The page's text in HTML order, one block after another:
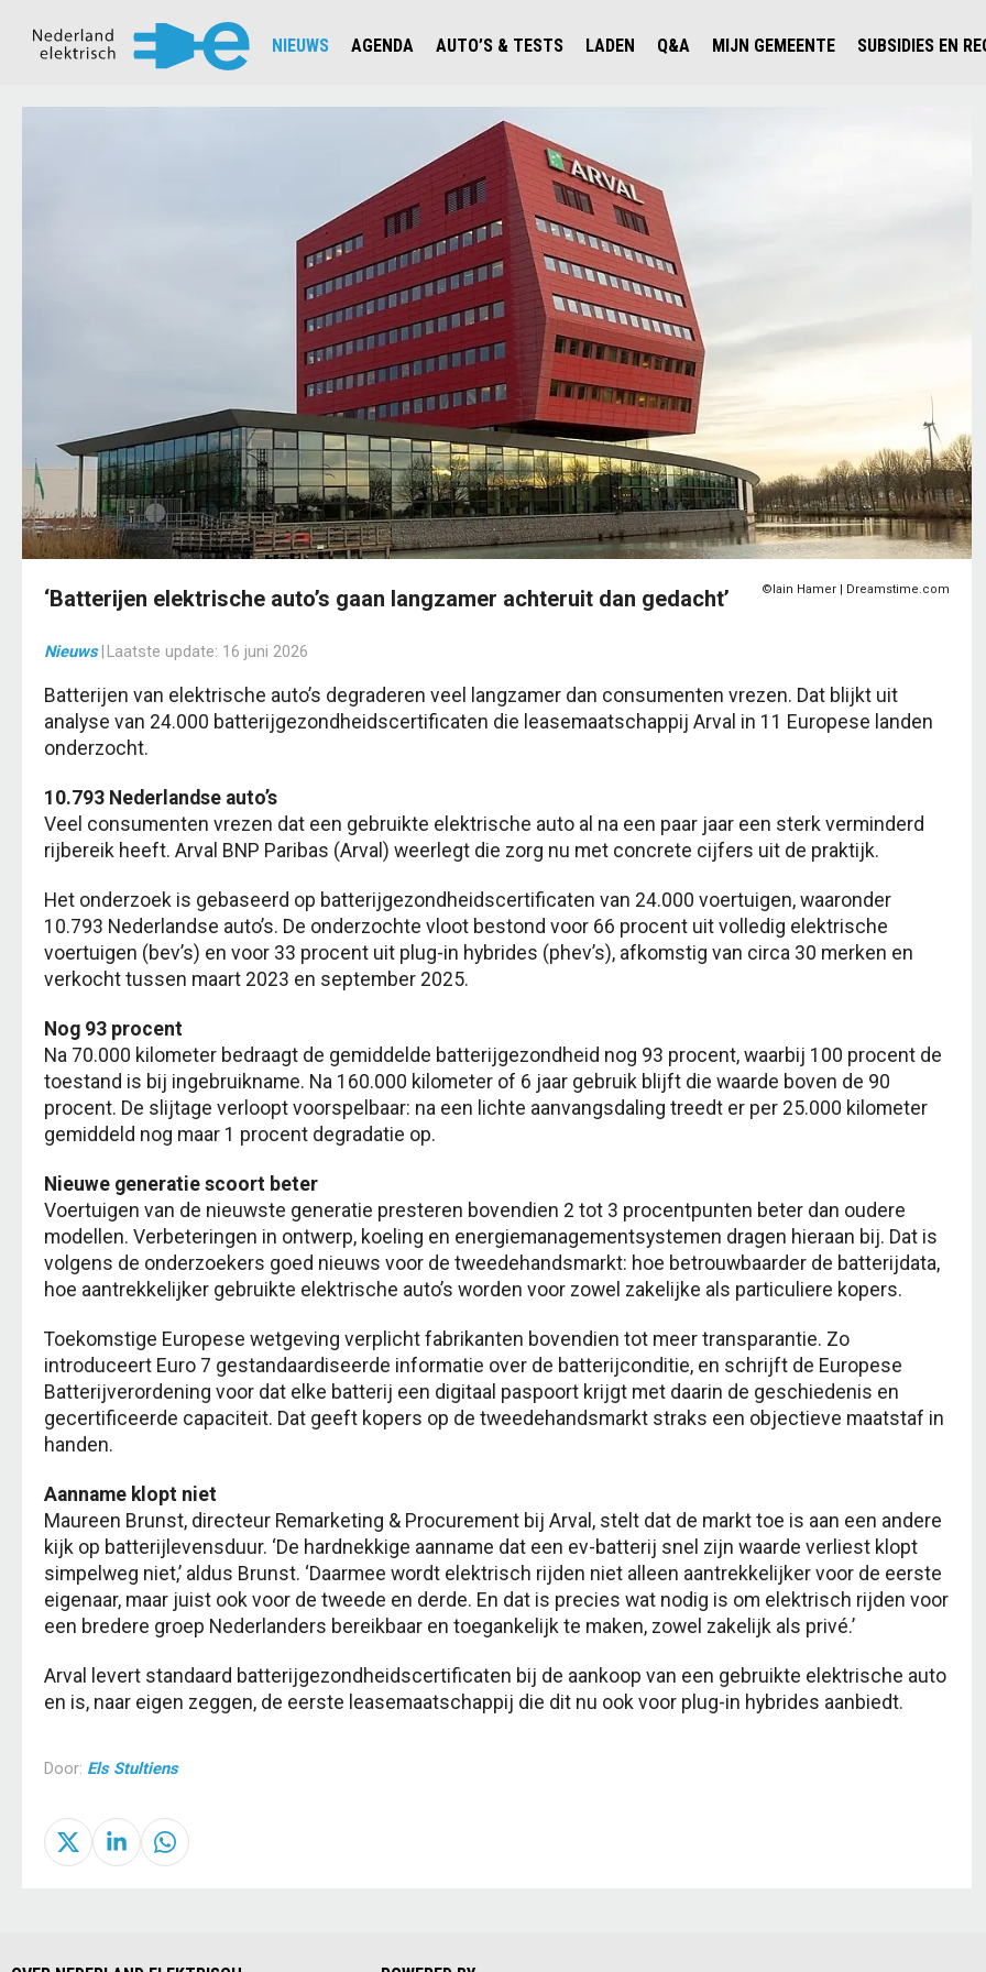
NIEUWS
CIJFERS EN STATISTIEKEN EV'S IN NEDERLAND
AANMELDEN NIEUWSBRIEF
AGENDA
AUTO’S & TESTS
AUTOTESTS
JOUW VOLGENDE AUTO ELEKTRISCH?
LADEN
Q&A
SLIM LADEN
VEILIGHEID
MILIEU
AFSTAND
AUTODELEN
MIJN GEMEENTE
SUBSIDIES EN
©Iain Hamer | Dreamstime.com
‘Batterijen elektrische auto’s gaan langzamer achteruit dan gedacht’
Nieuws|Laatste update: 16 juni 2026
Batterijen van elektrische auto’s degraderen veel langzamer dan consumenten vrezen. Dat blijkt uit
analyse van 24.000 batterijgezondheidscertificaten die leasemaatschappij Arval in 11 Europese landen
onderzocht.
10.793 Nederlandse auto’s
Veel consumenten vrezen dat een gebruikte elektrische auto al na een paar jaar een sterk verminderd
rijbereik heeft. Arval BNP Paribas (Arval) weerlegt die zorg nu met concrete cijfers uit de praktijk.
Het onderzoek is gebaseerd op batterijgezondheidscertificaten van 24.000 voertuigen, waaronder
10.793 Nederlandse auto’s. De onderzochte vloot bestond voor 66 procent uit volledig elektrische
voertuigen (bev’s) en voor 33 procent uit plug-in hybrides (phev’s), afkomstig van circa 30 merken en
verkocht tussen maart 2023 en september 2025.
Nog 93 procent
Na 70.000 kilometer bedraagt de gemiddelde batterijgezondheid nog 93 procent, waarbij 100 procent de
toestand is bij ingebruikname. Na 160.000 kilometer of 6 jaar gebruik blijft die waarde boven de 90
procent. De slijtage verloopt voorspelbaar: na een lichte aanvangsdaling treedt er per 25.000 kilometer
gemiddeld nog maar 1 procent degradatie op.
Nieuwe generatie scoort beter
Voertuigen van de nieuwste generatie presteren bovendien 2 tot 3 procentpunten beter dan oudere
modellen. Verbeteringen in ontwerp, koeling en energiemanagementsystemen dragen hieraan bij. Dat is
volgens de onderzoekers goed nieuws voor de tweedehandsmarkt: hoe betrouwbaarder de batterijdata,
hoe aantrekkelijker gebruikte elektrische auto’s worden voor zowel zakelijke als particuliere kopers.
Toekomstige Europese wetgeving verplicht fabrikanten bovendien tot meer transparantie. Zo
introduceert Euro 7 gestandaardiseerde informatie over de batterijconditie, en schrijft de Europese
Batterijverordening voor dat elke batterij een digitaal paspoort krijgt met daarin de geschiedenis en
gecertificeerde capaciteit. Dat geeft kopers op de tweedehandsmarkt straks een objectieve maatstaf in
handen.
Aanname klopt niet
Maureen Brunst, directeur Remarketing & Procurement bij Arval, stelt dat de markt toe is aan een andere
kijk op batterijlevensduur. ‘De hardnekkige aanname dat een ev-batterij snel zijn waarde verliest klopt
simpelweg niet,’ aldus Brunst. ‘Daarmee wordt elektrisch rijden niet alleen aantrekkelijker voor de eerste
eigenaar, maar juist ook voor de tweede en derde. En dat is precies wat nodig is om elektrisch rijden voor
een bredere groep Nederlanders bereikbaar en toegankelijk te maken, zowel zakelijk als privé.’
Arval levert standaard batterijgezondheidscertificaten bij de aankoop van een gebruikte elektrische auto
en is, naar eigen zeggen, de eerste leasemaatschappij die dit nu ook voor plug-in hybrides aanbiedt.
Door: Els Stultiens